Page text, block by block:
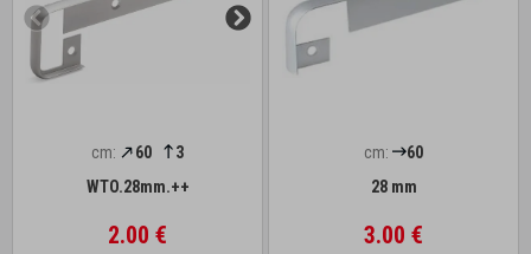
cm: 60
3
WTO.28mm.++
2.00 €
cm:
60
28 mm
3.00 €